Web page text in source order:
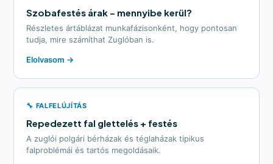
Szobafestés árak – mennyibe kerül?
Részletes ártáblázat munkafázisonként, hogy pontosan
tudja, mire számíthat Zuglóban is.
Elolvasom →
🔧 FALFELÚJÍTÁS
Repedezett fal glettelés + festés
A zuglói polgári bérházak és téglaházak tipikus
falproblémái és tartós megoldásaik.